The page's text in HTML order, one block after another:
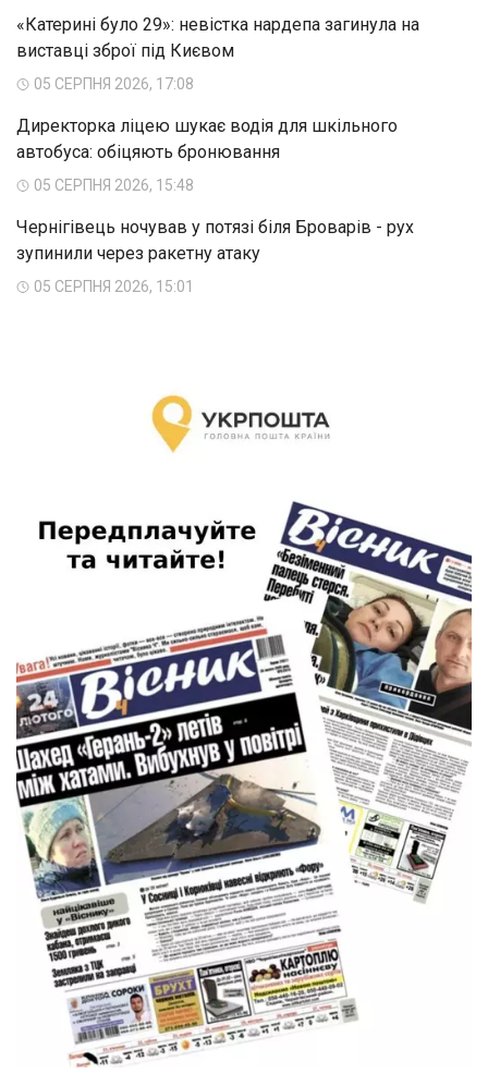
«Катерині було 29»: невістка нардепа загинула на
виставці зброї під Києвом
05 СЕРПНЯ 2026, 17:08
Директорка ліцею шукає водія для шкільного
автобуса: обіцяють бронювання
05 СЕРПНЯ 2026, 15:48
Чернігівець ночував у потязі біля Броварів - рух
зупинили через ракетну атаку
05 СЕРПНЯ 2026, 15:01